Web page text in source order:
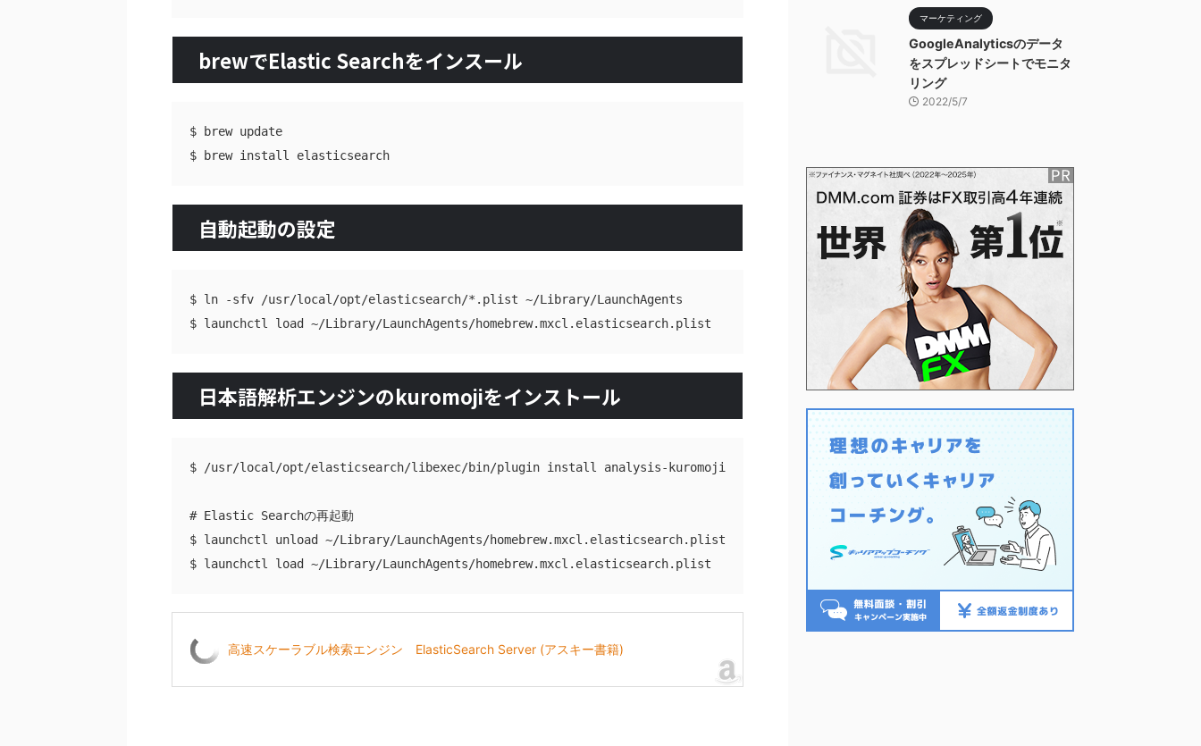
brewでElastic Searchをインスール
$ brew update
自動起動の設定
$ ln -sfv /usr/local/opt/elasticsearch/*.plist ~/Library/LaunchAgents
日本語解析エンジンのkuromojiをインストール
$ /usr/local/opt/elasticsearch/libexec/bin/plugin install analysis-kuromoji
# Elastic Searchの再起動
$ launchctl unload ~/Library/LaunchAgents/homebrew.mxcl.elasticsearch.plist
高速スケーラブル検索エンジン ElasticSearch Server (アスキー書籍)
マーケティング
GoogleAnalyticsのデータ
をスプレッドシートでモニタ
リング
2022/5/7